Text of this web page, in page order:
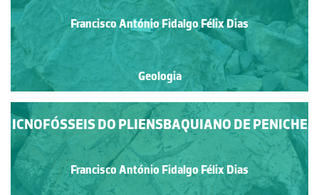
Francisco António Fidalgo Félix Dias
Geologia
ICNOFÓSSEIS DO PLIENSBAQUIANO DE PENICHE
Francisco António Fidalgo Félix Dias